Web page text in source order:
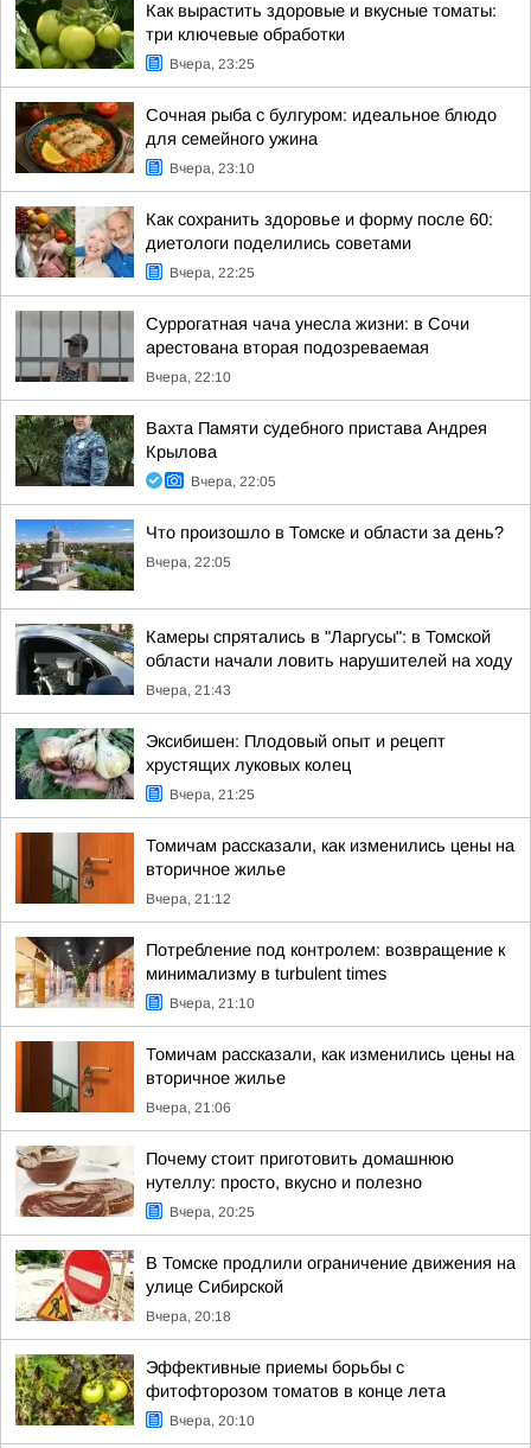
Как вырастить здоровые и вкусные томаты:
три ключевые обработки
Вчера, 23:25
Сочная рыба с булгуром: идеальное блюдо
для семейного ужина
Вчера, 23:10
Как сохранить здоровье и форму после 60:
диетологи поделились советами
Вчера, 22:25
Суррогатная чача унесла жизни: в Сочи
арестована вторая подозреваемая
Вчера, 22:10
Вахта Памяти судебного пристава Андрея
Крылова
Вчера, 22:05
Что произошло в Томске и области за день?
Вчера, 22:05
Камеры спрятались в "Ларгусы": в Томской
области начали ловить нарушителей на ходу
Вчера, 21:43
Эксибишен: Плодовый опыт и рецепт
хрустящих луковых колец
Вчера, 21:25
Томичам рассказали, как изменились цены на
вторичное жилье
Вчера, 21:12
Потребление под контролем: возвращение к
минимализму в turbulent times
Вчера, 21:10
Томичам рассказали, как изменились цены на
вторичное жилье
Вчера, 21:06
Почему стоит приготовить домашнюю
нутеллу: просто, вкусно и полезно
Вчера, 20:25
В Томске продлили ограничение движения на
улице Сибирской
Вчера, 20:18
Эффективные приемы борьбы с
фитофторозом томатов в конце лета
Вчера, 20:10